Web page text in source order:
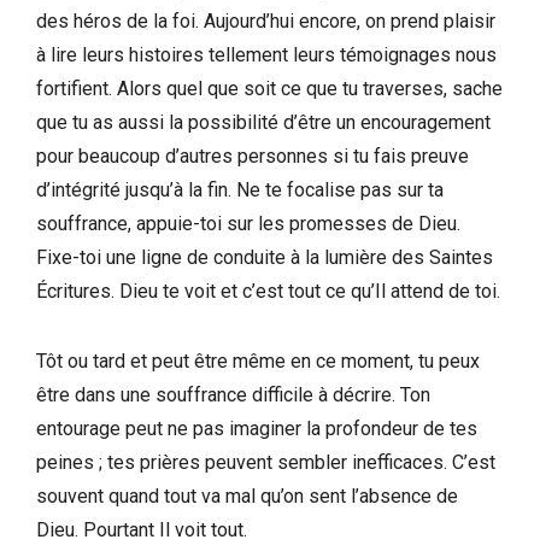
des héros de la foi. Aujourd’hui encore, on prend plaisir
à lire leurs histoires tellement leurs témoignages nous
fortifient. Alors quel que soit ce que tu traverses, sache
que tu as aussi la possibilité d’être un encouragement
pour beaucoup d’autres personnes si tu fais preuve
d’intégrité jusqu’à la fin. Ne te focalise pas sur ta
souffrance, appuie-toi sur les promesses de Dieu.
Fixe-toi une ligne de conduite à la lumière des Saintes
Écritures. Dieu te voit et c’est tout ce qu’Il attend de toi.
Tôt ou tard et peut être même en ce moment, tu peux
être dans une souffrance difficile à décrire. Ton
entourage peut ne pas imaginer la profondeur de tes
peines ; tes prières peuvent sembler inefficaces. C’est
souvent quand tout va mal qu’on sent l’absence de
Dieu. Pourtant Il voit tout.